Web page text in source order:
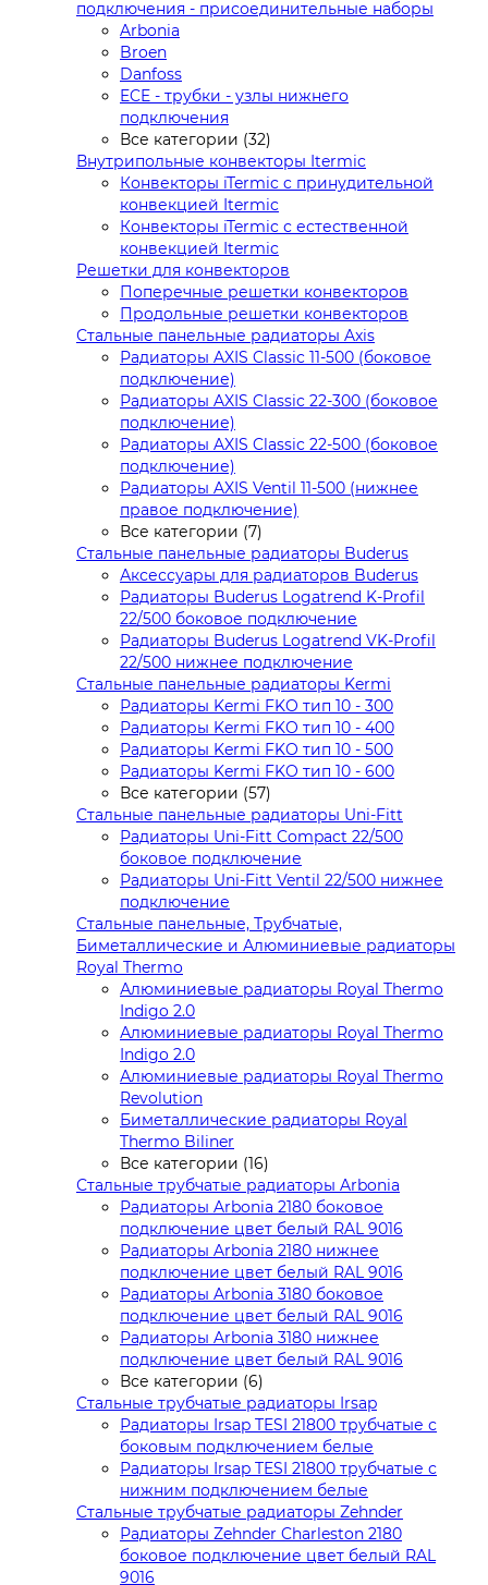
подключения - присоединительные наборы
Arbonia
Broen
Danfoss
ECE - трубки - узлы нижнего
подключения
Все категории (32)
Внутрипольные конвекторы Itermic
Конвекторы iTermic c принудительной
конвекцией Itermic
Конвекторы iTermic с естественной
конвекцией Itermic
Решетки для конвекторов
Поперечные решетки конвекторов
Продольные решетки конвекторов
Стальные панельные радиаторы Axis
Радиаторы AXIS Classic 11-500 (боковое
подключение)
Радиаторы AXIS Classic 22-300 (боковое
подключение)
Радиаторы AXIS Classic 22-500 (боковое
подключение)
Радиаторы AXIS Ventil 11-500 (нижнее
правое подключение)
Все категории (7)
Стальные панельные радиаторы Buderus
Аксессуары для радиаторов Buderus
Радиаторы Buderus Logatrend K-Profil
22/500 боковое подключение
Радиаторы Buderus Logatrend VK-Profil
22/500 нижнее подключение
Стальные панельные радиаторы Kermi
Радиаторы Kermi FKO тип 10 - 300
Радиаторы Kermi FKO тип 10 - 400
Радиаторы Kermi FKO тип 10 - 500
Радиаторы Kermi FKO тип 10 - 600
Все категории (57)
Стальные панельные радиаторы Uni-Fitt
Радиаторы Uni-Fitt Compact 22/500
боковое подключение
Радиаторы Uni-Fitt Ventil 22/500 нижнее
подключение
Стальные панельные, Трубчатые,
Биметаллические и Алюминиевые радиаторы
Royal Thermo
Алюминиевые радиаторы Royal Thermo
Indigo 2.0
Алюминиевые радиаторы Royal Thermo
Indigo 2.0
Алюминиевые радиаторы Royal Thermo
Revolution
Биметаллические радиаторы Royal
Thermo Biliner
Все категории (16)
Стальные трубчатые радиаторы Arbonia
Радиаторы Arbonia 2180 боковое
подключение цвет белый RAL 9016
Радиаторы Arbonia 2180 нижнее
подключение цвет белый RAL 9016
Радиаторы Arbonia 3180 боковое
подключение цвет белый RAL 9016
Радиаторы Arbonia 3180 нижнее
подключение цвет белый RAL 9016
Все категории (6)
Стальные трубчатые радиаторы Irsap
Радиаторы Irsap TESI 21800 трубчатые с
боковым подключением белые
Радиаторы Irsap TESI 21800 трубчатые с
нижним подключением белые
Стальные трубчатые радиаторы Zehnder
Радиаторы Zehnder Charleston 2180
боковое подключение цвет белый RAL
9016